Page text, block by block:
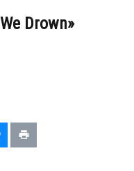
Drown»